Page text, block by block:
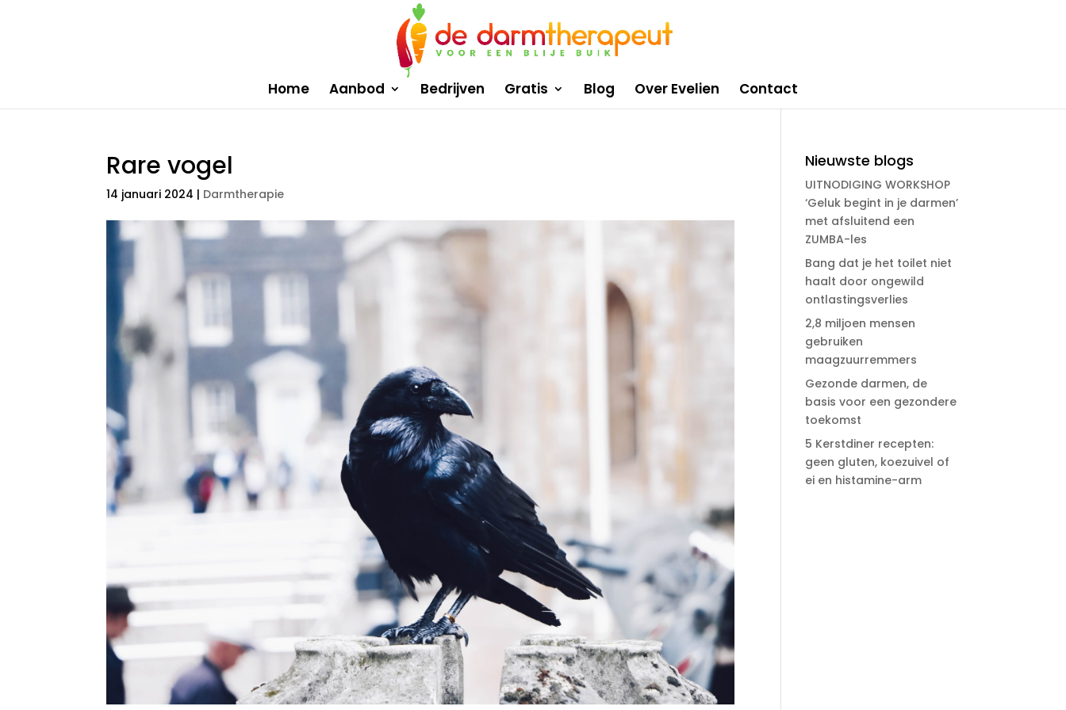
Home Aanbod Bedrijven Gratis Blog Over Evelien Contact
Rare vogel
14 januari 2024 | Darmtherapie
Nieuwste blogs
UITNODIGING WORKSHOP
‘Geluk begint in je darmen’
met afsluitend een
ZUMBA-les
Bang dat je het toilet niet
haalt door ongewild
ontlastingsverlies
2,8 miljoen mensen
gebruiken
maagzuurremmers
Gezonde darmen, de
basis voor een gezondere
toekomst
5 Kerstdiner recepten:
geen gluten, koezuivel of
ei en histamine-arm